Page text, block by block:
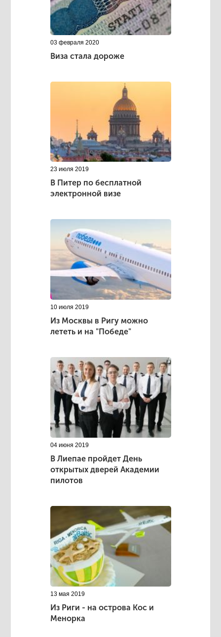
03 февраля 2020
Виза стала дороже
23 июля 2019
В Питер по бесплатной
электронной визе
10 июля 2019
Из Москвы в Ригу можно
лететь и на "Победе"
04 июня 2019
В Лиепае пройдет День
открытых дверей Академии
пилотов
13 мая 2019
Из Риги - на острова Кос и
Менорка